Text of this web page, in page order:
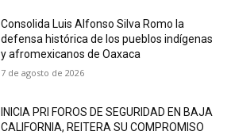
Consolida Luis Alfonso Silva Romo la
defensa histórica de los pueblos indígenas
y afromexicanos de Oaxaca
7 de agosto de 2026
INICIA PRI FOROS DE SEGURIDAD EN BAJA
CALIFORNIA, REITERA SU COMPROMISO